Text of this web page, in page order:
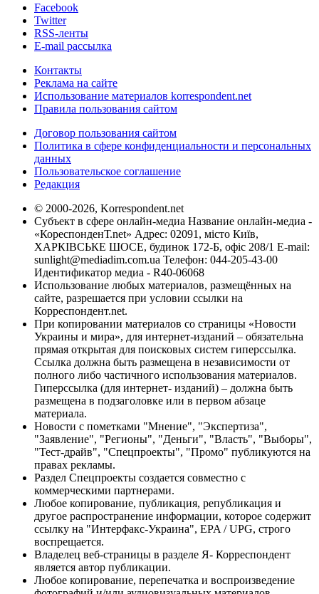
Facebook
Twitter
RSS-ленты
E-mail рассылка
Контакты
Реклама на сайте
Использование материалов korrespondent.net
Правила пользования сайтом
Договор пользования сайтом
Политика в сфере конфиденциальности и персональных
данных
Пользовательское соглашение
Редакция
© 2000-2026, Korrespondent.net
Субъект в сфере онлайн-медиа Название онлайн-медиа -
«КореспонденТ.net» Адрес: 02091, місто Київ,
ХАРКІВСЬКЕ ШОСЕ, будинок 172-Б, офіс 208/1 E-mail:
sunlight@mediadim.com.ua Телефон: 044-205-43-00
Идентификатор медиа - R40-06068
Использование любых материалов, размещённых на
сайте, разрешается при условии ссылки на
Корреспондент.net.
При копировании материалов со страницы «Новости
Украины и мира», для интернет-изданий – обязательна
прямая открытая для поисковых систем гиперссылка.
Ссылка должна быть размещена в независимости от
полного либо частичного использования материалов.
Гиперссылка (для интернет- изданий) – должна быть
размещена в подзаголовке или в первом абзаце
материала.
Новости с пометками "Мнение", "Экспертиза",
"Заявление", "Регионы", "Деньги", "Власть", "Выборы",
"Тест-драйв", "Спецпроекты", "Промо" публикуются на
правах рекламы.
Раздел Спецпроекты создается совместно с
коммерческими партнерами.
Любое копирование, публикация, републикация и
другое распространение информации, которое содержит
ссылку на "Интерфакс-Украина", EPA / UPG, строго
воспрещается.
Владелец веб-страницы в разделе Я- Корреспондент
является автор публикации.
Любое копирование, перепечатка и воспроизведение